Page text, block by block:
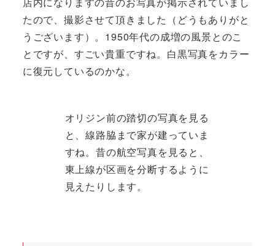
たので、撮影させて頂きました（どうもありがと
うございます）。1950年代の成増の風景とのこ
とですが、すごい貴重ですね。白黒写真をカラー
に復元しているのかな。
オリジン前の踏切の写真を見る
と、線路脇まで家が建っていま
すね。昔の航空写真を見ると、
東上線が区画を分断するように
見えたりします。